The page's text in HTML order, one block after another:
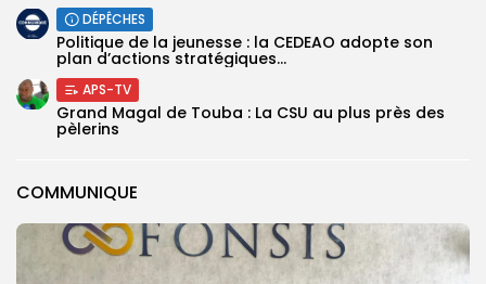
COMMUNIQUE
DÉPÊCHES
Politique de la jeunesse : la CEDEAO adopte son
plan d’actions stratégiques...
APS-TV
Grand Magal de Touba : La CSU au plus près des
pèlerins